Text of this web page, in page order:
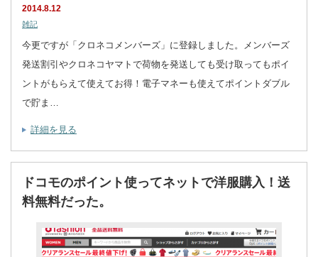
2014.8.12
雑記
今更ですが「クロネコメンバーズ」に登録しました。メンバーズ
発送割引やクロネコヤマトで荷物を発送しても受け取ってもポイ
ントがもらえて使えてお得！電子マネーも使えてポイントダブル
で貯ま…
詳細を見る
ドコモのポイント使ってネットで洋服購入！送
料無料だった。